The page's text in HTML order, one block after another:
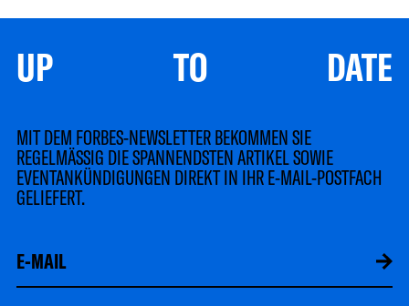
UP TO DATE
MIT DEM FORBES-NEWSLETTER BEKOMMEN SIE
REGELMÄSSIG DIE SPANNENDSTEN ARTIKEL SOWIE
EVENTANKÜNDIGUNGEN DIREKT IN IHR E-MAIL-POSTFACH
GELIEFERT.